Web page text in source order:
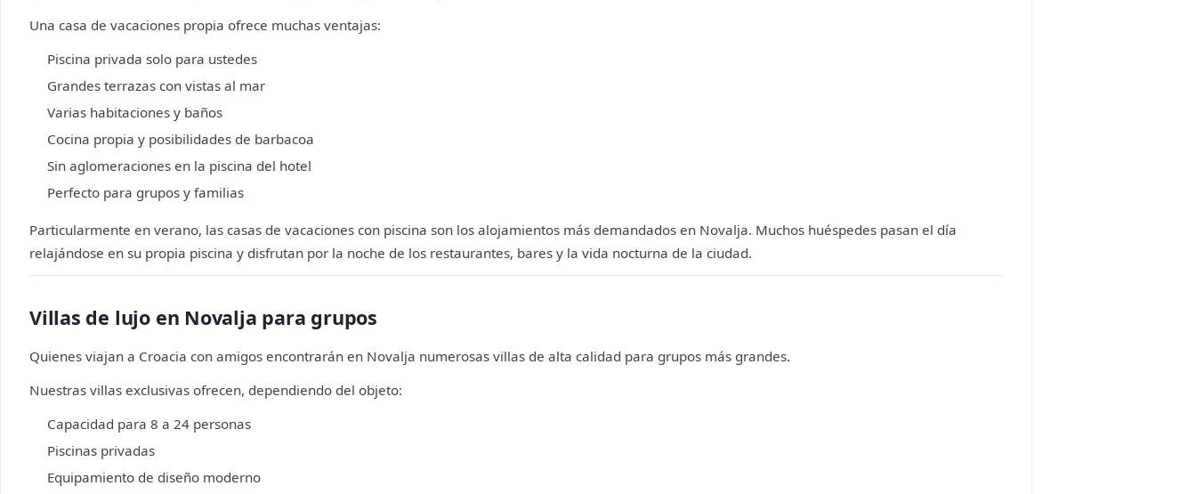
Una casa de vacaciones propia ofrece muchas ventajas:
Piscina privada solo para ustedes
Grandes terrazas con vistas al mar
Varias habitaciones y baños
Cocina propia y posibilidades de barbacoa
Sin aglomeraciones en la piscina del hotel
Perfecto para grupos y familias
Particularmente en verano, las casas de vacaciones con piscina son los alojamientos más demandados en Novalja. Muchos huéspedes pasan el día
relajándose en su propia piscina y disfrutan por la noche de los restaurantes, bares y la vida nocturna de la ciudad.
Villas de lujo en Novalja para grupos
Quienes viajan a Croacia con amigos encontrarán en Novalja numerosas villas de alta calidad para grupos más grandes.
Nuestras villas exclusivas ofrecen, dependiendo del objeto:
Capacidad para 8 a 24 personas
Piscinas privadas
Equipamiento de diseño moderno